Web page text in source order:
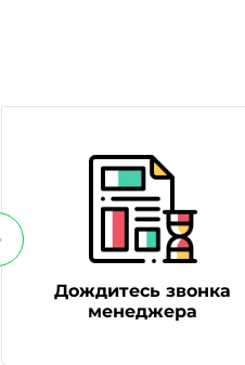
Дождитесь звонка
менеджера